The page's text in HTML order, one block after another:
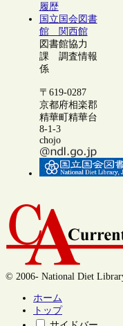
履歴
国立国会図書
館 関西館
図書館協力
課 調査情報
係
〒619-0287
京都府相楽郡
精華町精華台
8-1-3
chojo
© 2006- National Diet
ホーム
トップ